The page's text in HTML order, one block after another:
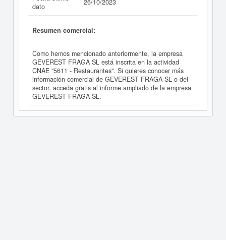
dato
26/10/2023
Resumen comercial:
Como hemos mencionado anteriormente, la empresa
GEVEREST FRAGA SL está inscrita en la actividad
CNAE "5611 - Restaurantes". Si quieres conocer más
información comercial de GEVEREST FRAGA SL o del
sector, acceda gratis al informe ampliado de la empresa
GEVEREST FRAGA SL.